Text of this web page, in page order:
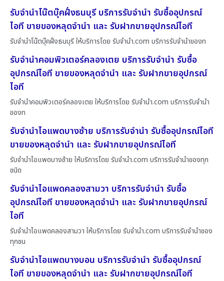
รับจำนำโน๊ตบุ๊คฝั่งธนบุรี บริการรับจำนำ รับซื้ออุปกรณ์
ไอที ขายของหลุดจำนำ และ รับฝากขายอุปกรณ์ไอที
รับจำนำโน๊ตบุ๊คฝั่งธนบุรี ให้บริการโดย รับจํานํา.com บริการรับจำนำของท
รับจำนำคอมพิวเตอร์คลองเตย บริการรับจำนำ รับซื้อ
อุปกรณ์ไอที ขายของหลุดจำนำ และ รับฝากขายอุปกรณ์
ไอที
รับจำนำคอมพิวเตอร์คลองเตย ให้บริการโดย รับจํานํา.com บริการรับจำนำ
ของท
รับจำนำไอแพดบางซ้าย บริการรับจำนำ รับซื้ออุปกรณ์ไอที
ขายของหลุดจำนำ และ รับฝากขายอุปกรณ์ไอที
รับจำนำไอแพดบางซ้าย ให้บริการโดย รับจํานํา.com บริการรับจำนำของทุก
ชนิด
รับจำนำไอแพดคลองสามวา บริการรับจำนำ รับซื้อ
อุปกรณ์ไอที ขายของหลุดจำนำ และ รับฝากขายอุปกรณ์
ไอที
รับจำนำไอแพดคลองสามวา ให้บริการโดย รับจํานํา.com บริการรับจำนำของ
ทุกชน
รับจำนำไอแพดบางบอน บริการรับจำนำ รับซื้ออุปกรณ์
ไอที ขายของหลุดจำนำ และ รับฝากขายอุปกรณ์ไอที